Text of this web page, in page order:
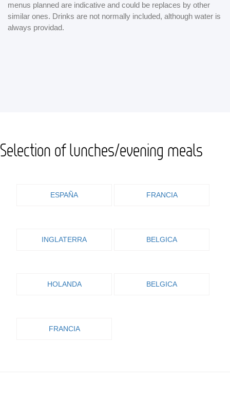
menus planned are indicative and could be replaces by other
similar ones. Drinks are not normally included, although water is
always providad.
Selection of lunches/evening meals
ESPAÑA FRANCIA
INGLATERRA BELGICA
HOLANDA BELGICA
FRANCIA